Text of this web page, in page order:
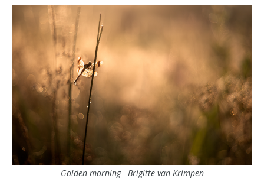
Golden morning - Brigitte van Krimpen